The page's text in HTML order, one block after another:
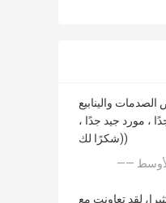
الصدمات والينابيع
، مورد جيد جدًا ،
شكرًا لك))
لقد تعاونت مع